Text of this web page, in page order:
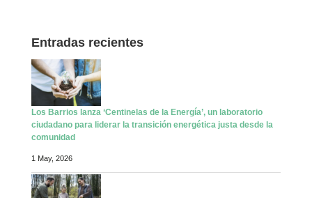
Entradas recientes
Los Barrios lanza ‘Centinelas de la Energía’, un laboratorio
ciudadano para liderar la transición energética justa desde la
comunidad
1 May, 2026